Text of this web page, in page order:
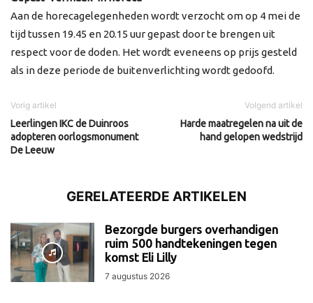
Aan de horecagelegenheden wordt verzocht om op 4 mei de
tijd tussen 19.45 en 20.15 uur gepast door te brengen uit
respect voor de doden. Het wordt eveneens op prijs gesteld
als in deze periode de buitenverlichting wordt gedoofd.
Vorig artikel
Leerlingen IKC de Duinroos
adopteren oorlogsmonument
De Leeuw
Volgend artikel
Harde maatregelen na uit de
hand gelopen wedstrijd
GERELATEERDE ARTIKELEN
Bezorgde burgers overhandigen
ruim 500 handtekeningen tegen
komst Eli Lilly
7 augustus 2026